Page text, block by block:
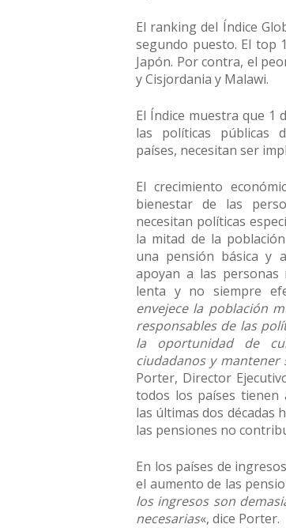
El ranking del Índice
segundo puesto. El top
Japón. Por contra, el
y Cisjordania y Malawi.
El Índice muestra que 1
las políticas públicas
países, necesitan ser
El crecimiento
bienestar de las
necesitan políticas
la mitad de la
una pensión básica y
apoyan a las personas
lenta y no siempre
envejece la población
responsables de las
la oportunidad de
ciudadanos y mantener
Porter, Director
todos los países
las últimas dos décadas
las pensiones no
En los países de
el aumento de las
los ingresos son
necesarias«, dice Porter.